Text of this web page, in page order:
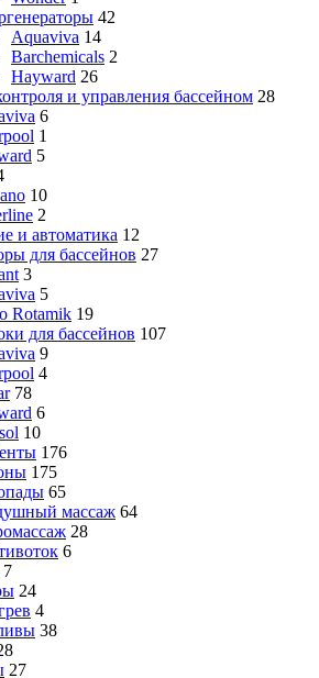
42
Aquaviva 14
Barchemicals 2
Hayward 26
и управления бассейном 28
6
1
5
10
2
и автоматика 12
для бассейнов 27
3
5
Rotamik 19
для бассейнов 107
9
4
78
6
10
176
175
65
массаж 64
28
6
7
24
4
38
27